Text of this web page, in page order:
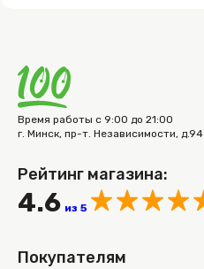
Время работы с 9:00 до 21:00
г. Минск, пр-т. Независимости, д.94
Рейтинг магазина:
4.6 из 5
Покупателям